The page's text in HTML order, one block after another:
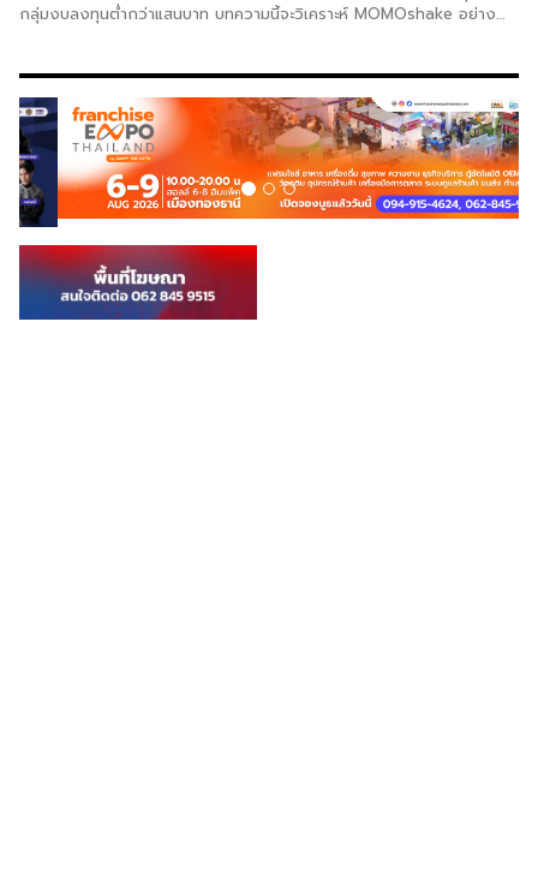
กลุ่มงบลงทุนต่ำกว่าแสนบาท บทความนี้จะวิเคราะห์ MOMOshake อย่าง
MOMOshake ก่อนตัดสินใจลงทุน MOMOshake มาพร้อมกับรสชาติที่
อร่อยและลงตัวในราคาเพียง 20 บาท แถมฟรีไข่มุกทุกแก้ว แบรนด์มุ่งมั่นใน
การสร้างมาตรฐานที่ทุกสาขาต้องมีรสชาติที่เหมือนกัน เพื่อให้ลูกค้าทุกคนได้
รับประสบการณ์ที่ดีในทุกที่ ความพิเศษของ MOMOshake อยู่ที่การใช้ใบชา
ที่สกัดออกมาในรูปแบบผง แล้วผสมกับผงนมทุกชนิด ทำให้ได้ชานมไต้หวันที่มี
รสชาติเข้มข้นแท้ทุกแก้ว ใส่ใจในทุกขั้นตอนการผลิต ทำให้ผู้ประกอบการแฟ
รนไชส์สามารถมั่นใจได้ว่าจะได้รับมาตรฐานที่ดีเยี่ยมแบบเดียวกันในทุกสาขา
โครงสร้างแพ็กเกจและค่าใช้จ่ายทั้งหมด ปี 2569 ก่อนอื่นต้องเข้าใจก่อนว่า
“ราคาแพ็กเกจ” ที่แสดงในโฆษณา ไม่ใช่ค่าใช้จ่ายทั้งหมดที่ต้องเตรียม นัก
ลงทุนต้องวางแผนงบรวมให้ครบทุกรายการ แพ็กเกจMOMOshake แพ็ก
เกจ ราคา รายละเอียด SET S 29,900 บาท อุปกรณ์ + วัตถุดิบมากกว่า
45 รายการ SET M […]